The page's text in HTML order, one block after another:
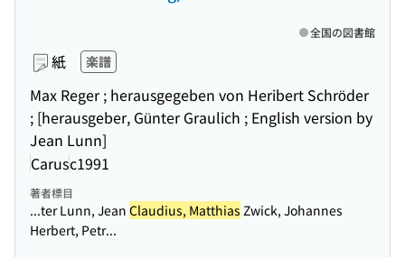
紙 楽譜
Max Reger ; herausgegeben von Heribert Schröder
; [herausgeber, Günter Graulich ; English version by
Jean Lunn]
Carusc1991
全国の図書館
著者標目
...ter Lunn, Jean Claudius, Matthias Zwick, Johannes
Herbert, Petr...